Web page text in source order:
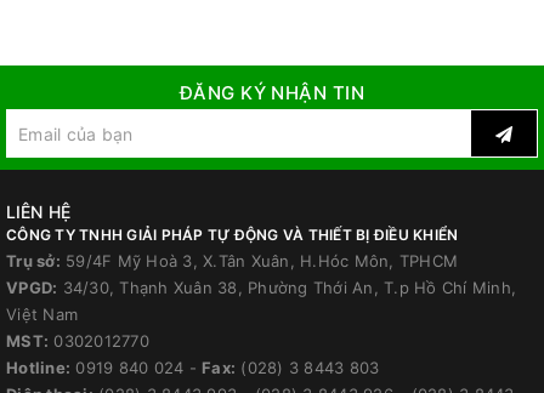
ĐĂNG KÝ NHẬN TIN
LIÊN HỆ
CÔNG TY TNHH GIẢI PHÁP TỰ ĐỘNG VÀ THIẾT BỊ ĐIỀU KHIỂN
Trụ sở: 59/4F Mỹ Hoà 3, X.Tân Xuân, H.Hóc Môn, TPHCM
VPGD: 34/30, Thạnh Xuân 38, Phường Thới An, T.p Hồ Chí Minh,
Việt Nam
MST: 0302012770
Hotline: 0919 840 024 - Fax: (028) 3 8443 803